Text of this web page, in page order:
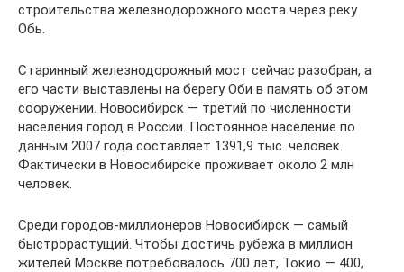
строительства железнодорожного моста через реку
Обь.
Старинный железнодорожный мост сейчас разобран, а
его части выставлены на берегу Оби в память об этом
сооружении. Новосибирск — третий по численности
населения город в России. Постоянное население по
данным 2007 года составляет 1391,9 тыс. человек.
Фактически в Новосибирске проживает около 2 млн
человек.
Среди городов-миллионеров Новосибирск — самый
быстрорастущий. Чтобы достичь рубежа в миллион
жителей Москве потребовалось 700 лет, Токио — 400,